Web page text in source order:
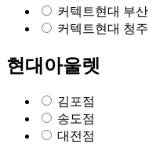
커텍트현대 부산
커텍트현대 청주
현대아울렛
김포점
송도점
대전점